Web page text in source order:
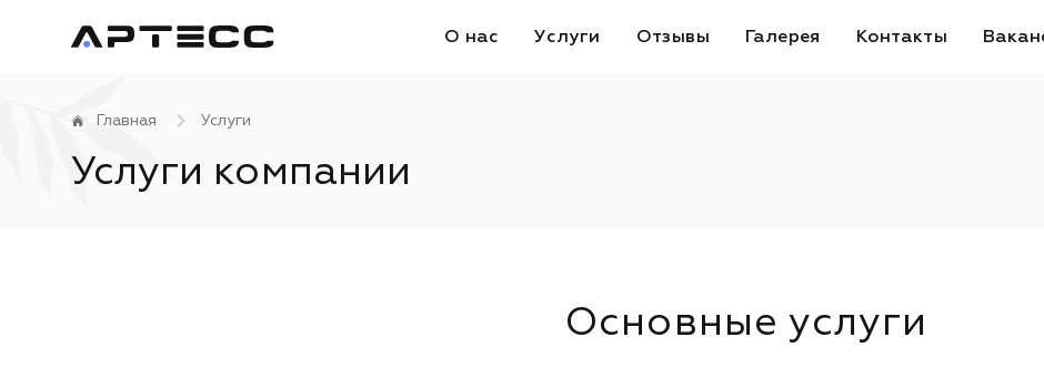
О нас Услуги Отзывы Галерея Контакты
Главная Услуги
Услуги компании
Основные услуги